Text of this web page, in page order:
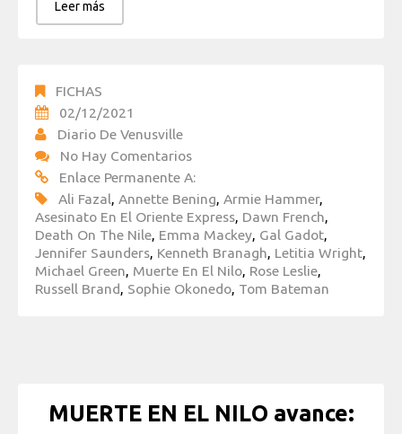
Leer más
FICHAS
02/12/2021
Diario De Venusville
No Hay Comentarios
Enlace Permanente A:
Ali Fazal, Annette Bening, Armie Hammer,
Asesinato En El Oriente Express, Dawn French,
Death On The Nile, Emma Mackey, Gal Gadot,
Jennifer Saunders, Kenneth Branagh, Letitia Wright,
Michael Green, Muerte En El Nilo, Rose Leslie,
Russell Brand, Sophie Okonedo, Tom Bateman
MUERTE EN EL NILO avance: